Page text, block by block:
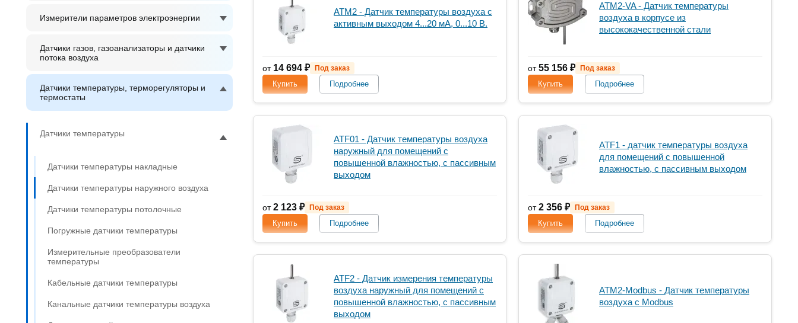
Измерители параметров электроэнергии
Датчики газов, газоанализаторы и датчики
потока воздуха
Датчики температуры, терморегуляторы и
термостаты
Датчики температуры
Датчики температуры накладные
Датчики температуры наружного воздуха
Датчики температуры потолочные
Погружные датчики температуры
Измерительные преобразователи
температуры
Кабельные датчики температуры
Канальные датчики температуры воздуха
ATM2 - Датчик температуры воздуха с
активным выходом 4...20 мА, 0...10 В.
от 14 694 ₽ Под заказ
Купить Подробнее
ATM2-VA - Датчик температуры
воздуха в корпусе из
высококачественной стали
от55 156 ₽ Под заказ
Купить Подробнее
ATF01 - Датчик температуры воздуха
наружный для помещений с
повышенной влажностью, с пассивным
выходом
от2 123 ₽ Под заказ
Купить Подробнее
ATF1 - датчик температуры воздуха
для помещений с повышенной
влажностью, с пассивным выходом
от2 356 ₽ Под заказ
Купить Подробнее
ATF2 - Датчик измерения температуры
воздуха наружный для помещений с
повышенной влажностью, с пассивным
выходом
ATM2-Modbus - Датчик температуры
воздуха с Modbus